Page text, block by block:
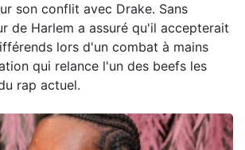
son conflit avec Drake. Sans
de Harlem a assuré qu'il accepterait
lors d'un combat à mains
qui relance l'un des beefs les
rap actuel.